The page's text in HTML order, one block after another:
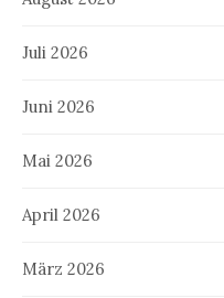
Juli 2026
Juni 2026
Mai 2026
April 2026
März 2026